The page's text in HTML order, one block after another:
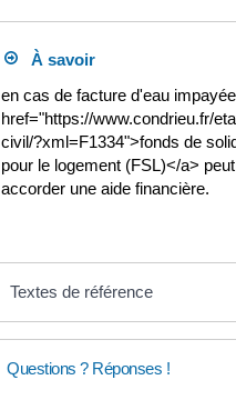
À savoir
en cas de facture d'eau
href="https://www.condrieu.fr/
civil/?xml=F1334">fonds de
pour le logement (FSL)</a>
accorder une aide financière.
Textes de référence
Questions ? Réponses !